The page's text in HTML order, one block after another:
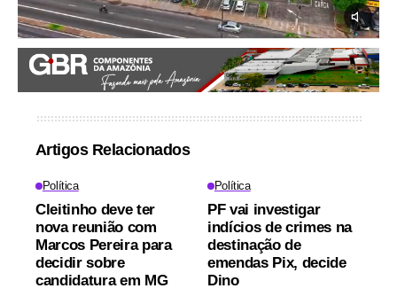
Artigos Relacionados
Política
Cleitinho deve ter
nova reunião com
Marcos Pereira para
decidir sobre
candidatura em MG
Política
PF vai investigar
indícios de crimes na
destinação de
emendas Pix, decide
Dino